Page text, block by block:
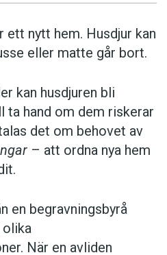
ett nytt hem. Husdjur kan
eller matte går bort.
kan husdjuren bli
ta hand om dem riskerar
det om behovet av
– att ordna nya hem
en begravningsbyrå
När en avliden